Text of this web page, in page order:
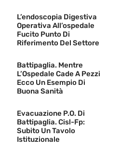
L’endoscopia Digestiva
Operativa All’ospedale
Fucito Punto Di
Riferimento Del Settore
Battipaglia. Mentre
L’Ospedale Cade A Pezzi
Ecco Un Esempio Di
Buona Sanità
Evacuazione P.O. Di
Battipaglia. Cisl-Fp:
Subito Un Tavolo
Istituzionale